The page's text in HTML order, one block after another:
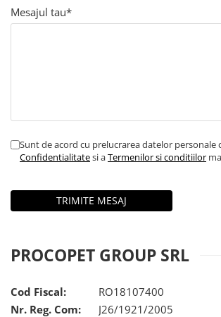
Mesajul tau*
Sunt de acord cu prelucrarea datelor personale
Confidentialitatesi aTermenilor si conditiilor
PROCOPET GROUP SRL
Cod Fiscal:
RO18107400
Nr. Reg. Com:
J26/1921/2005